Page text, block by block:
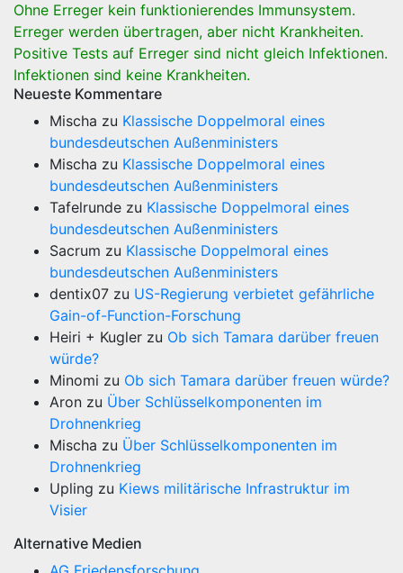
Ohne Erreger kein funktionierendes Immunsystem.
Erreger werden übertragen, aber nicht Krankheiten.
Positive Tests auf Erreger sind nicht gleich Infektionen.
Infektionen sind keine Krankheiten.
Neueste Kommentare
Mischa zu Klassische Doppelmoral eines
bundesdeutschen Außenministers
Mischa zu Klassische Doppelmoral eines
bundesdeutschen Außenministers
Tafelrunde zu Klassische Doppelmoral eines
bundesdeutschen Außenministers
Sacrum zu Klassische Doppelmoral eines
bundesdeutschen Außenministers
dentix07 zu US-Regierung verbietet gefährliche
Gain-of-Function-Forschung
Heiri + Kugler zu Ob sich Tamara darüber freuen
würde?
Minomi zu Ob sich Tamara darüber freuen würde?
Aron zu Über Schlüsselkomponenten im
Drohnenkrieg
Mischa zu Über Schlüsselkomponenten im
Drohnenkrieg
Upling zu Kiews militärische Infrastruktur im
Visier
Alternative Medien